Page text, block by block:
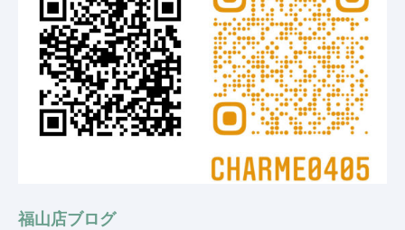
福山店ブログ